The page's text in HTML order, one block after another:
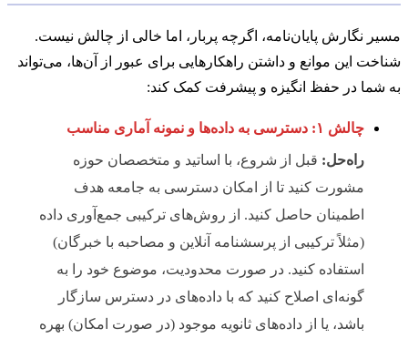
مسیر نگارش پایان‌نامه، اگرچه پربار، اما خالی از چالش نیست.
شناخت این موانع و داشتن راهکارهایی برای عبور از آن‌ها، می‌تواند
به شما در حفظ انگیزه و پیشرفت کمک کند:
چالش ۱: دسترسی به داده‌ها و نمونه آماری مناسب
راه‌حل: قبل از شروع، با اساتید و متخصصان حوزه
مشورت کنید تا از امکان دسترسی به جامعه هدف
اطمینان حاصل کنید. از روش‌های ترکیبی جمع‌آوری داده
(مثلاً ترکیبی از پرسشنامه آنلاین و مصاحبه با خبرگان)
استفاده کنید. در صورت محدودیت، موضوع خود را به
گونه‌ای اصلاح کنید که با داده‌های در دسترس سازگار
باشد، یا از داده‌های ثانویه موجود (در صورت امکان) بهره